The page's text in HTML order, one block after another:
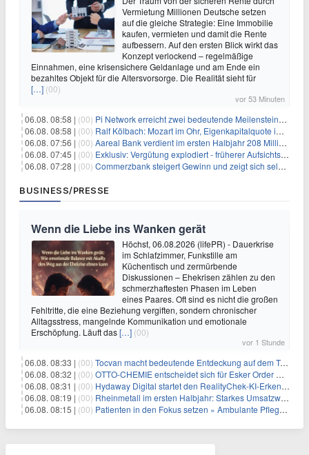
Vermietung Millionen Deutsche setzen
auf die gleiche Strategie: Eine Immobilie
kaufen, vermieten und damit die Rente
aufbessern. Auf den ersten Blick wirkt das
Konzept verlockend – regelmäßige
Einnahmen, eine krisensichere Geldanlage und am Ende ein
bezahltes Objekt für die Altersvorsorge. Die Realität sieht für
[…] (00)
vor 53 Minuten
06.08. 08:58 | (00) Pi Network erreicht zwei bedeutende Meilensteine in einer Rallye
06.08. 08:58 | (00) Ralf Kölbach: Mozart im Ohr, Eigenkapitalquote im Blick - wie dieser Denker die Westerwald Bank führt
06.08. 07:56 | (00) Aareal Bank verdient im ersten Halbjahr 208 Millionen Euro
06.08. 07:45 | (00) Exklusiv: Vergütung explodiert - früherer Aufsichtsratschef gibt aus Protest Ehrentitel ab
06.08. 07:28 | (00) Commerzbank steigert Gewinn und zeigt sich selbstbewusst gegenüber Unicredit
BUSINESS/PRESSE
Wenn die Liebe ins Wanken gerät
Höchst, 06.08.2026 (lifePR) - Dauerkrise
im Schlafzimmer, Funkstille am
Küchentisch und zermürbende
Diskussionen – Ehekrisen zählen zu den
schmerzhaftesten Phasen im Leben
eines Paares. Oft sind es nicht die großen
Fehltritte, die eine Beziehung vergiften, sondern chronischer
Alltagsstress, mangelnde Kommunikation und emotionale
Erschöpfung. Läuft das[…] (00)
vor 1 Stunde
06.08. 08:33 | (00) Tocvan macht bedeutende Entdeckung auf dem Trend Mezquite in Gran Pilar: 215 m mit 0,6 g/t Au ab 36,6 m Bohrtiefe
06.08. 08:32 | (00) OTTO-CHEMIE entscheidet sich für Esker Order Management zur Optimierung des Auftragseingangs
06.08. 08:31 | (00) Hydaway Digital startet den RealityChek-KI-Erkennungs-Bot auf X und ermöglicht damit eine Echtzeit-Verifizierung nach dem Motto „Ist das echt?“ auf einer der größten öffentlichen Kommunikationsplattformen weltweit
06.08. 08:19 | (00) Rheinmetall im ersten Halbjahr: Starkes Umsatzwachstum und Profitabilität auf Rekordniveau
06.08. 08:15 | (00) Patienten in den Fokus setzen » Ambulante Pflegedienste haben mehr Zeit durch die Personalplanung von ISGUS